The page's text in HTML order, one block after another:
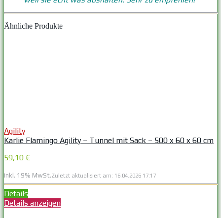
Ähnliche Produkte
Agility
Karlie Flamingo Agility – Tunnel mit Sack – 500 x 60 x 60 cm
59,10 €
inkl. 19% MwSt.Zuletzt aktualisiert am: 16.04.2026 17:17
Details
Details anzeigen